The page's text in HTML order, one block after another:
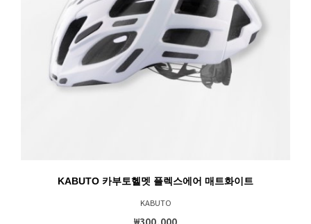
KABUTO 카부토헬멧 플렉스에어 매트화이트
KABUTO
₩300,000